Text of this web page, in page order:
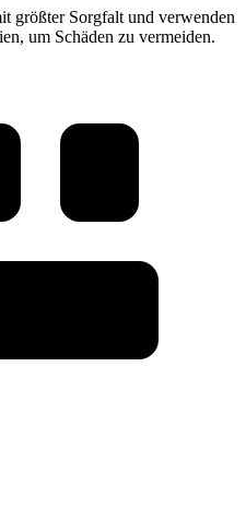
größter Sorgfalt und verwenden
um Schäden zu vermeiden.